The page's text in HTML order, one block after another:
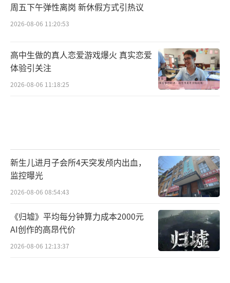
周五下午弹性离岗 新休假方式引热议
2026-08-06 11:20:53
高中生做的真人恋爱游戏爆火 真实恋爱
体验引关注
2026-08-06 11:18:25
新生儿进月子会所4天突发颅内出血，
监控曝光
2026-08-06 08:54:43
《归墟》平均每分钟算力成本2000元
AI创作的高昂代价
2026-08-06 12:13:37